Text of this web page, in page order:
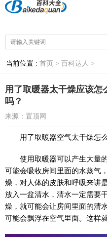
当前位置 : 首页 > 百科达人 >
用了取暖器太干燥应该怎
吗？
来源：置顶网
用了取暖器空气太干燥怎
使用取暖器可以产生大量
可能会吸收房间里面的水蒸气
燥，对人体的皮肤和呼吸来讲
放入一盆清水，清水一定需要
燥，就可能会让房间里面的清
可能会飘浮在空气里面。这样